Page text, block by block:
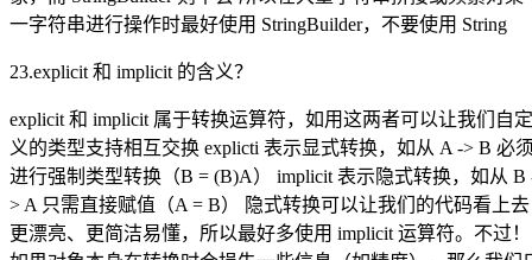
一字符串进行操作时最好使用 StringBuilder，不要使用 String
23.explicit 和 implicit 的含义？
explicit 和 implicit 属于转换运算符，如用这两者可以让我们自定
义的类型支持相互交换 explicti 表示显式转换，如从 A -> B 必
进行强制类型转换（B = (B)A） implicit 表示隐式转换，如从 B
> A 只需直接赋值（A = B） 隐式转换可以让我们的代码看上去
更漂亮、更简洁易懂，所以最好多使用 implicit 运算符。不过！